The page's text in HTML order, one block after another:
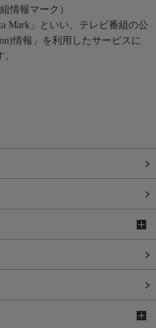
情報マーク）
Mark」といい、テレビ番組の公
情報」を利用したサービスに